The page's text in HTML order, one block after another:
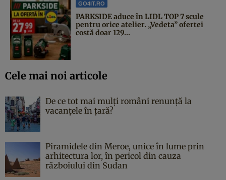
GO4IT.RO
PARKSIDE aduce în LIDL TOP 7 scule
pentru orice atelier. „Vedeta” ofertei
costă doar 129...
Cele mai noi articole
De ce tot mai mulți români renunță la
vacanțele în țară?
Piramidele din Meroe, unice în lume prin
arhitectura lor, în pericol din cauza
războiului din Sudan